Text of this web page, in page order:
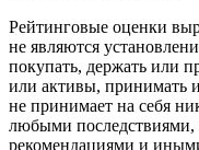
Рейтинговые оценки
не являются
покупать, держать или
или активы, принимать
не принимает на себя
любыми последствиями,
рекомендациями и